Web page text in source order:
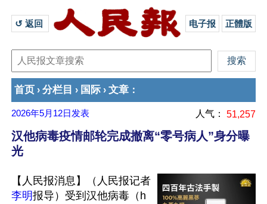
↺ 返回 电子报 正體版
首页 › 分栏目 › 国际 › 文章 ：
2026年5月12日 发表 人气： 51,257
汉他病毒疫情邮轮完成撤离“零号病人”身分曝
光
【人民报消息】（人民报记者
李明报导）受到汉他病毒（h